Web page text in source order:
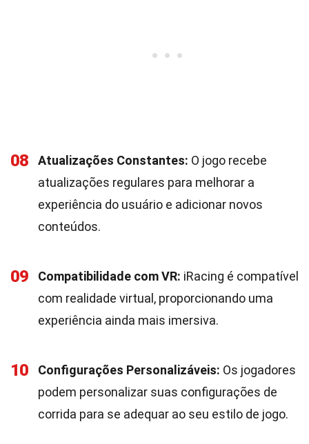
08 Atualizações Constantes: O jogo recebe
atualizações regulares para melhorar a
experiência do usuário e adicionar novos
conteúdos.
09 Compatibilidade com VR: iRacing é compatível
com realidade virtual, proporcionando uma
experiência ainda mais imersiva.
10 Configurações Personalizáveis: Os jogadores
podem personalizar suas configurações de
corrida para se adequar ao seu estilo de jogo.